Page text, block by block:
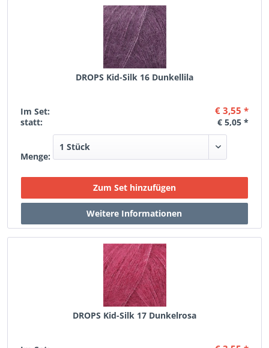
DROPS Kid-Silk 16 Dunkellila
Im Set: € 3,55 *
statt: € 5,05 *
Menge:
DROPS Kid-Silk 17 Dunkelrosa